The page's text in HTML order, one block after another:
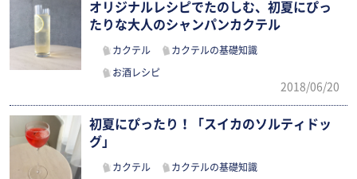
オリジナルレシピでたのしむ、初夏にぴっ
たりな大人のシャンパンカクテル
カクテル カクテルの基礎知識
お酒レシピ
2018/06/20
初夏にぴったり！「スイカのソルティドッ
グ」
カクテル カクテルの基礎知識